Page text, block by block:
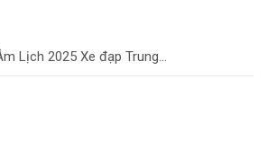
Lịch 2025 Xe đạp Trung...